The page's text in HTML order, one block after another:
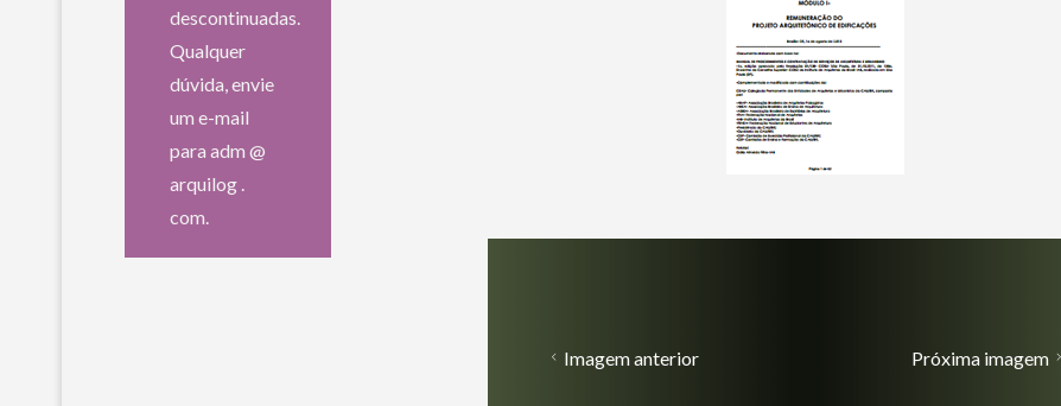
Imagem anterior Próxima imagem
descontinuadas.
Qualquer
dúvida, envie
um e-mail
para adm @
arquilog .
com.